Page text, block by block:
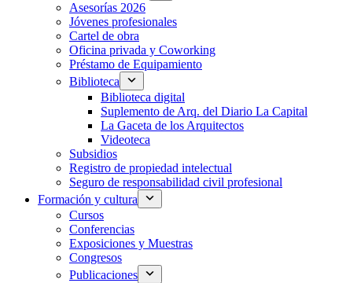
Asesorías 2026
Jóvenes profesionales
Cartel de obra
Oficina privada y Coworking
Préstamo de Equipamiento
Biblioteca
Biblioteca digital
Suplemento de Arq. del Diario La Capital
La Gaceta de los Arquitectos
Videoteca
Subsidios
Registro de propiedad intelectual
Seguro de responsabilidad civil profesional
Formación y cultura
Cursos
Conferencias
Exposiciones y Muestras
Congresos
Publicaciones